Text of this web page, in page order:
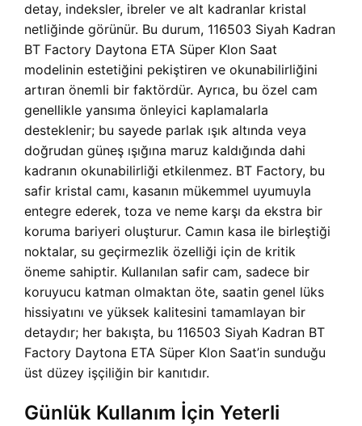
detay, indeksler, ibreler ve alt kadranlar kristal
netliğinde görünür. Bu durum, 116503 Siyah Kadran
BT Factory Daytona ETA Süper Klon Saat
modelinin estetiğini pekiştiren ve okunabilirliğini
artıran önemli bir faktördür. Ayrıca, bu özel cam
genellikle yansıma önleyici kaplamalarla
desteklenir; bu sayede parlak ışık altında veya
doğrudan güneş ışığına maruz kaldığında dahi
kadranın okunabilirliği etkilenmez. BT Factory, bu
safir kristal camı, kasanın mükemmel uyumuyla
entegre ederek, toza ve neme karşı da ekstra bir
koruma bariyeri oluşturur. Camın kasa ile birleştiği
noktalar, su geçirmezlik özelliği için de kritik
öneme sahiptir. Kullanılan safir cam, sadece bir
koruyucu katman olmaktan öte, saatin genel lüks
hissiyatını ve yüksek kalitesini tamamlayan bir
detaydır; her bakışta, bu 116503 Siyah Kadran BT
Factory Daytona ETA Süper Klon Saat’in sunduğu
üst düzey işçiliğin bir kanıtıdır.
Günlük Kullanım İçin Yeterli